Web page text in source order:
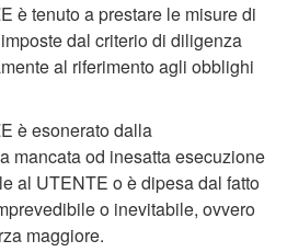
è tenuto a prestare le misure di
dal criterio di diligenza
al riferimento agli obblighi
è esonerato dalla
mancata od inesatta esecuzione
al UTENTE o è dipesa dal fatto
o inevitabile, ovvero
maggiore.